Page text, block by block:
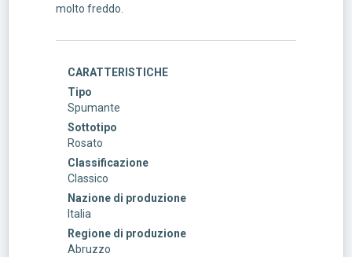
molto freddo.
CARATTERISTICHE
Tipo
Spumante
Sottotipo
Rosato
Classificazione
Classico
Nazione di produzione
Italia
Regione di produzione
Abruzzo